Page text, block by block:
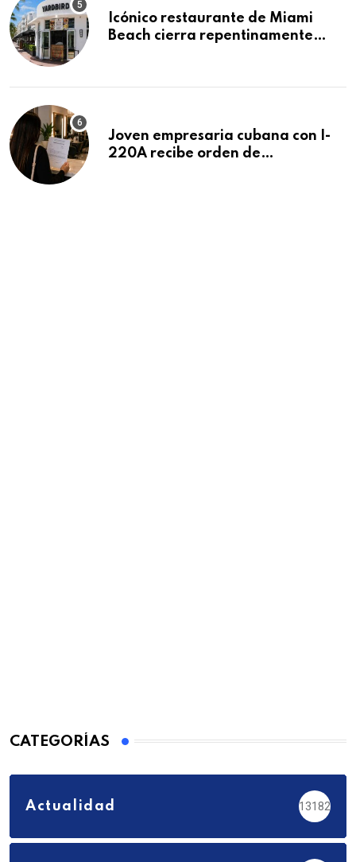
Icónico restaurante de Miami
Beach cierra repentinamente
Joven empresaria cubana con I-
220A recibe orden de
CATEGORÍAS
Actualidad 13182